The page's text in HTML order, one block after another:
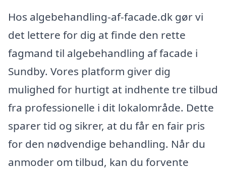
Hos algebehandling-af-facade.dk gør vi
det lettere for dig at finde den rette
fagmand til algebehandling af facade i
Sundby. Vores platform giver dig
mulighed for hurtigt at indhente tre tilbud
fra professionelle i dit lokalområde. Dette
sparer tid og sikrer, at du får en fair pris
for den nødvendige behandling. Når du
anmoder om tilbud, kan du forvente